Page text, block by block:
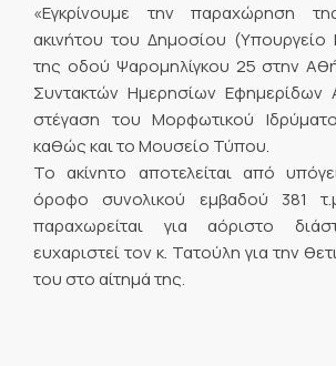
«Εγκρίνουμε την παραχώρηση
ακινήτου του Δημοσίου (Υπουργείο
της οδού Ψαρομηλίγκου 25 στην
Συντακτών Ημερησίων Εφημερίδων
στέγαση του Μορφωτικού
καθώς και το Μουσείο Τύπου.
Το ακίνητο αποτελείται από
όροφο συνολικού εμβαδού 381
παραχωρείται για αόριστο
ευχαριστεί τον κ. Τατούλη για την
του στο αίτημά της.